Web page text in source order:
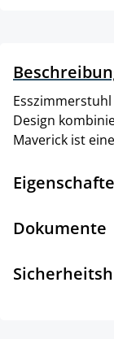
Design
Maverick ist
Dokumente